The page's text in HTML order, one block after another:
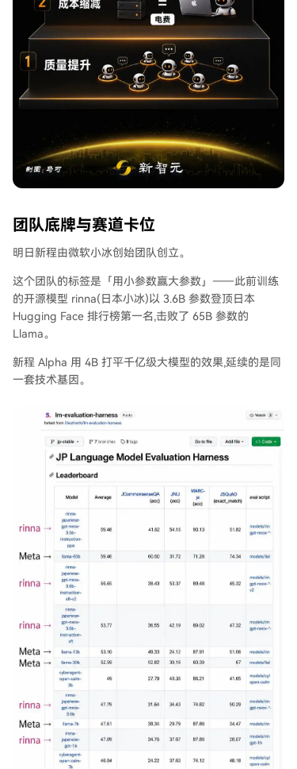
团队底牌与赛道卡位
明日新程由微软小冰创始团队创立。
这个团队的标签是「用小参数赢大参数」——此前训练
的开源模型 rinna(日本小冰)以 3.6B 参数登顶日本
Hugging Face 排行榜第一名,击败了 65B 参数的
Llama。
新程 Alpha 用 4B 打平千亿级大模型的效果,延续的是同
一套技术基因。